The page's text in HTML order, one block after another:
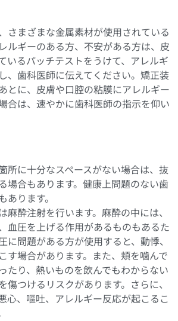
さまざまな金属素材が使用されている
ルギーのある方、不安がある方は、皮
いるパッチテストをうけて、アレルギ
、歯科医師に伝えてください。矯正装
とに、皮膚や口腔の粘膜にアレルギー
合は、速やかに歯科医師の指示を仰い
所に十分なスペースがない場合は、抜
場合もあります。健康上問題のない歯
あります。
麻酔注射を行います。麻酔の中には、
血圧を上げる作用があるものもあるた
に問題がある方が使用すると、動悸、
す場合があります。また、頬を噛んで
たり、熱いものを飲んでもわからない
傷つけるリスクがあります。さらに、
心、嘔吐、アレルギー反応が起こるこ